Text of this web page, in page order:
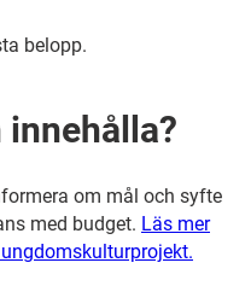
belopp.
innehålla?
om mål och syfte
med budget. Läs mer